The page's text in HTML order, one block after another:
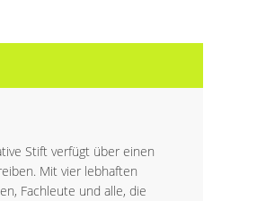
Stift verfügt über einen
Mit vier lebhaften
Fachleute und alle, die